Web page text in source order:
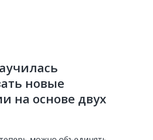
новые
на основе двух